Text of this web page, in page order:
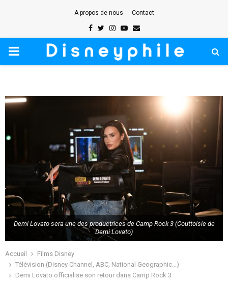
A propos de nous Contact
Facebook
TwitterInstagram
Youtube
Email
PRIMARY
Demi Lovato sera une des productrices de Camp Rock 3 (Couttoisie de
Demi Lovato)
Accueil
Films Disney
Télévision (Disney Channel, ABC, National Geographic...)
Demi Lovato officialise son retour dans Camp Rock 3